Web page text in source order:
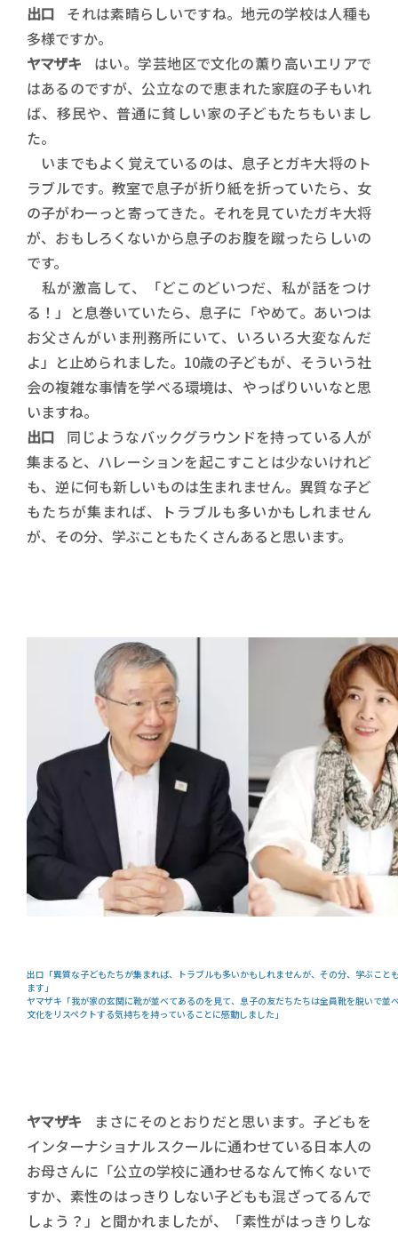
出口 それは素晴らしいですね。地元の学校は人種も
多様ですか。
ヤマザキ はい。学芸地区で文化の薫り高いエリアで
はあるのですが、公立なので恵まれた家庭の子もいれ
ば、移民や、普通に貧しい家の子どもたちもいまし
た。
いまでもよく覚えているのは、息子とガキ大将のト
ラブルです。教室で息子が折り紙を折っていたら、女
の子がわーっと寄ってきた。それを見ていたガキ大将
が、おもしろくないから息子のお腹を蹴ったらしいの
です。
私が激高して、「どこのどいつだ、私が話をつけ
る！」と息巻いていたら、息子に「やめて。あいつは
お父さんがいま刑務所にいて、いろいろ大変なんだ
よ」と止められました。10歳の子どもが、そういう社
会の複雑な事情を学べる環境は、やっぱりいいなと思
いますね。
出口 同じようなバックグラウンドを持っている人が
集まると、ハレーションを起こすことは少ないけれど
も、逆に何も新しいものは生まれません。異質な子ど
もたちが集まれば、トラブルも多いかもしれません
が、その分、学ぶこともたくさんあると思います。
出口「異質な子どもたちが集まれば、トラブルも多いかもしれませんが、その分、学ぶこと
ます」
ヤマザキ「我が家の玄関に靴が並べてあるのを見て、息子の友だちたちは全員靴を脱いで並
文化をリスペクトする気持ちを持っていることに感動しました」
ヤマザキ
まさにそのとおりだと思います。子どもを
インターナショナルスクールに通わせている日本人の
お母さんに「公立の学校に通わせるなんて怖くないで
すか、素性のはっきりしない子どもも混ざってるんで
しょう？」と聞かれましたが、「素性がはっきりしな